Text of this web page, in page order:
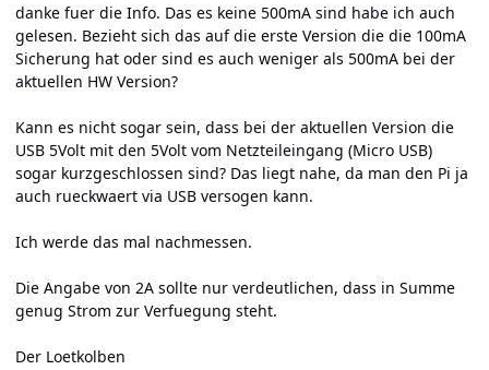
danke fuer die Info. Das es keine 500mA sind habe ich auch
gelesen. Bezieht sich das auf die erste Version die die 100mA
Sicherung hat oder sind es auch weniger als 500mA bei der
aktuellen HW Version?
Kann es nicht sogar sein, dass bei der aktuellen Version die
USB 5Volt mit den 5Volt vom Netzteileingang (Micro USB)
sogar kurzgeschlossen sind? Das liegt nahe, da man den Pi ja
auch rueckwaert via USB versogen kann.
Ich werde das mal nachmessen.
Die Angabe von 2A sollte nur verdeutlichen, dass in Summe
genug Strom zur Verfuegung steht.
Der Loetkolben